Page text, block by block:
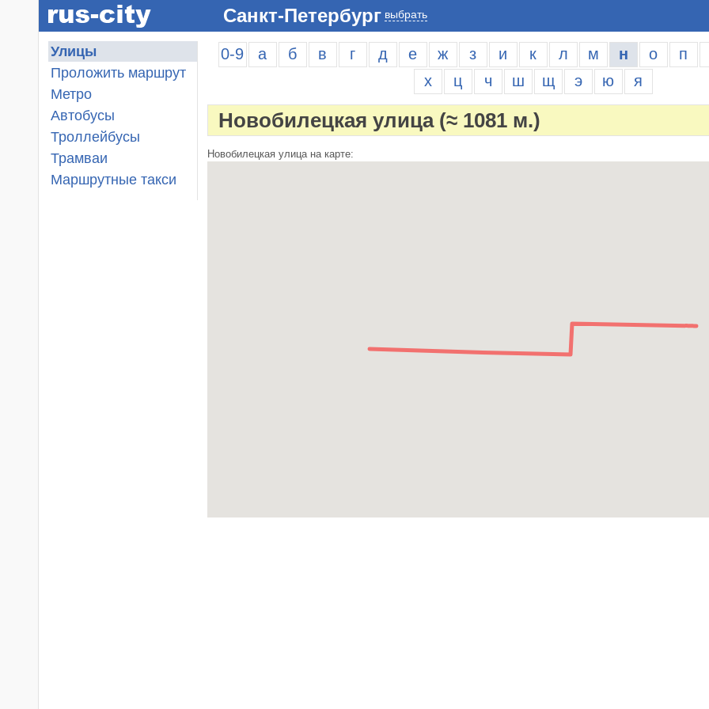
Санкт-Петербург выбрать
Улицы
Проложить маршрут
Метро
Автобусы
Троллейбусы
Трамваи
Маршрутные такси
0-9 а б в г д е ж з и к л м н о п
х
ц ч ш щ э ю я
Новобилецкая улица (≈ 1081 м.)
Новобилецкая улица на карте: